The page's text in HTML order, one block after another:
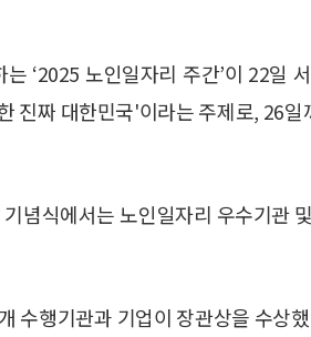
‘2025 노인일자리 주간’이 22일
진짜 대한민국'이라는 주제로, 26일
념식에서는 노인일자리 우수기관
수행기관과 기업이 장관상을 수상